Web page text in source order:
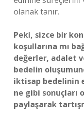
olanak tanır.
Peki, sizce bir
koşullarına mı
değerler, adalet
bedelin
iktisap bedelinin
ne gibi sonuçları
paylaşarak